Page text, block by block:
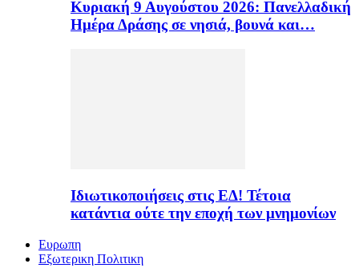
Κυριακή 9 Αυγούστου 2026: Πανελλαδική
Ημέρα Δράσης σε νησιά, βουνά και…
Ιδιωτικοποιήσεις στις ΕΔ! Τέτοια
κατάντια ούτε την εποχή των μνημονίων
Ευρωπη
Εξωτερικη Πολιτικη